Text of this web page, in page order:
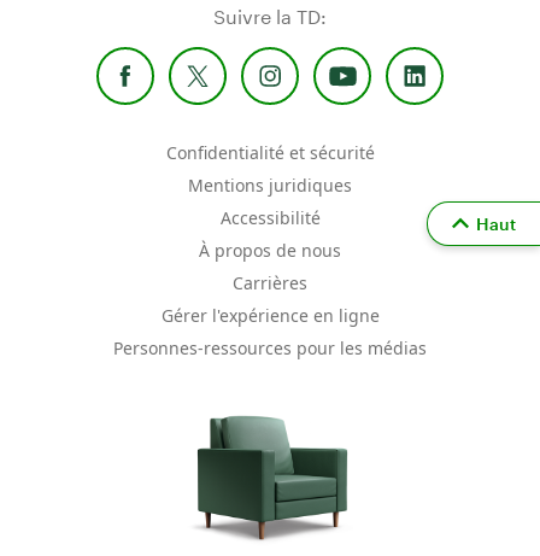
Suivre la TD:
Confidentialité et sécurité
Mentions juridiques
Accessibilité
À propos de nous
Carrières
Gérer l'expérience en ligne
Personnes-ressources pour les médias
Haut